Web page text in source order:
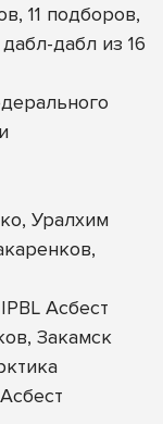
11 подборов,
дабл из 16
Уралхим
Асбест
Закамск